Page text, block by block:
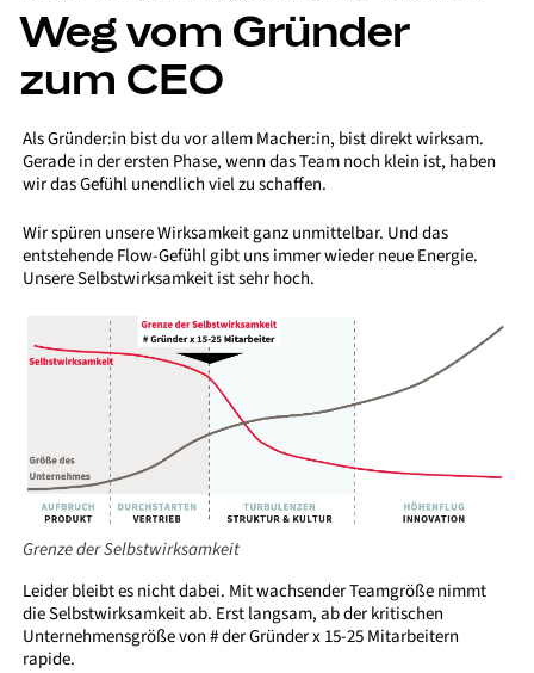
Weg vom Gründer
zum CEO
Als Gründer:in bist du vor allem Macher:in, bist direkt wirksam.
Gerade in der ersten Phase, wenn das Team noch klein ist, haben
wir das Gefühl unendlich viel zu schaffen.
Wir spüren unsere Wirksamkeit ganz unmittelbar. Und das
entstehende Flow-Gefühl gibt uns immer wieder neue Energie.
Unsere Selbstwirksamkeit ist sehr hoch.
Grenze der Selbstwirksamkeit
Leider bleibt es nicht dabei. Mit wachsender Teamgröße nimmt
die Selbstwirksamkeit ab. Erst langsam, ab der kritischen
Unternehmensgröße von # der Gründer x 15-25 Mitarbeitern
rapide.